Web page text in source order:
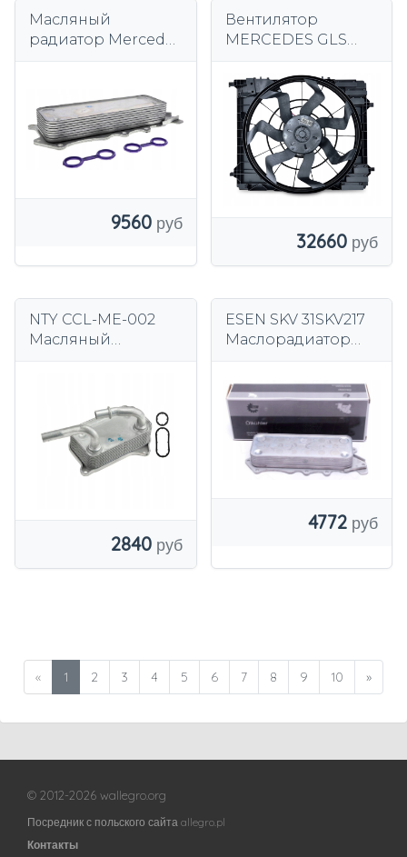
Масляный
радиатор Mercedes
9560
Вентилятор
MERCEDES GLS
2019- 350e 450 EQ
Boost
32660
NTY CCL-ME-002
Масляный
2840
ESEN SKV 31SKV217
Маслорадиатор
4772
« 1 2 3 4 5 6 7 8 9 10 »
© 2012-2026 wallegro.org
Посредник с польского сайта allegro.pl
Контакты